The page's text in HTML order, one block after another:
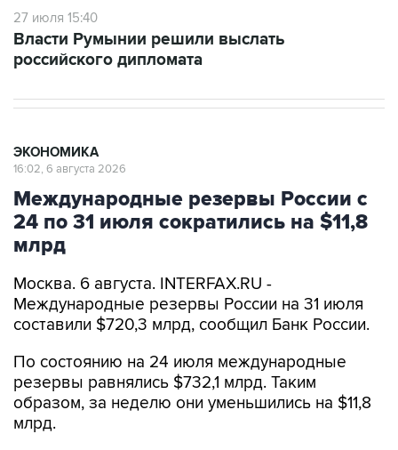
27 июля 15:40
Власти Румынии решили выслать
российского дипломата
ЭКОНОМИКА
16:02, 6 августа 2026
Международные резервы России с
24 по 31 июля сократились на $11,8
млрд
Москва. 6 августа. INTERFAX.RU -
Международные резервы России на 31 июля
составили $720,3 млрд, сообщил Банк России.
По состоянию на 24 июля международные
резервы равнялись $732,1 млрд. Таким
образом, за неделю они уменьшились на $11,8
млрд.